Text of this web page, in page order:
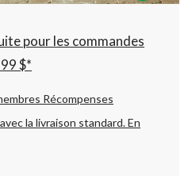
pour les commandes
$*
Récompenses
la livraison standard.En